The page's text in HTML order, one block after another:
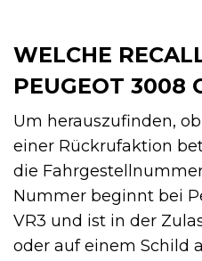
WELCHE
PEUGEOT 3008
Um herauszufinden,
einer Rückrufaktion
die
Nummer beginnt bei
VR3 und ist in der
oder auf einem Schild